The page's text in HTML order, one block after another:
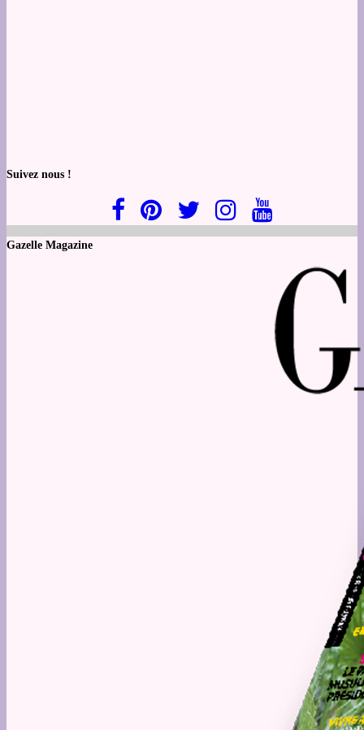
Suivez nous !
Gazelle Magazine